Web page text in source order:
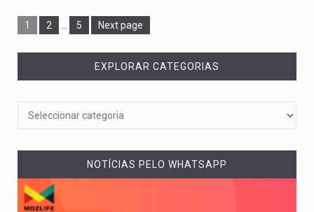
1 2 … 5 Next page
EXPLORAR CATEGORIAS
NOTÍCIAS PELO WHATSAPP